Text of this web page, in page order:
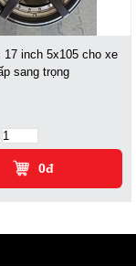
17 inch 5x105 cho xe
sang trọng
0đ